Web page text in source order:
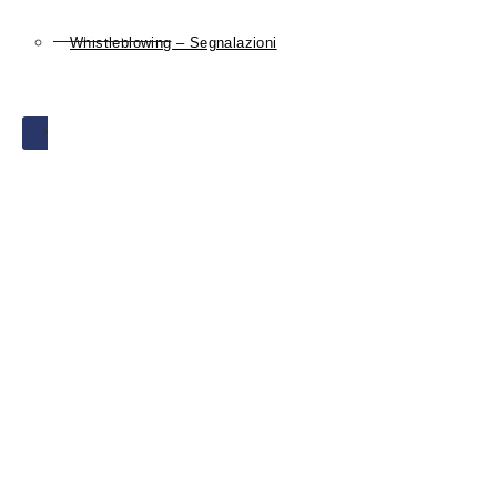
Whistleblowing – Segnalazioni
X
Torna all'elenco